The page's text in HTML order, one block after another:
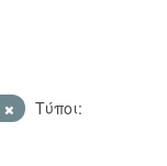
Τύποι: